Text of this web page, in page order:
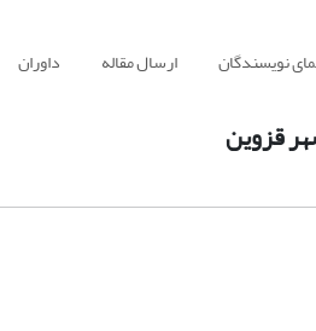
نویسندگان ارسال مقاله داوران
قزوین